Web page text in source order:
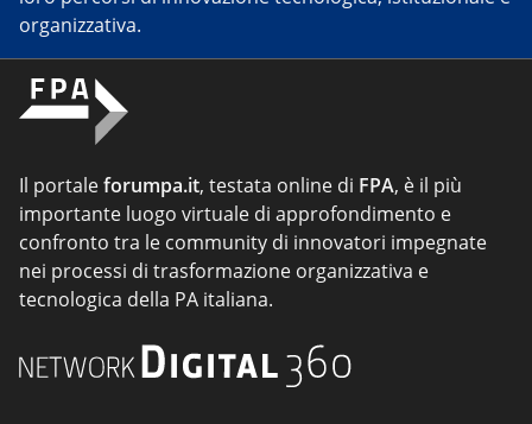
organizzativa.
Il portaleforumpa.it, testata online di FPA, è il più
importante luogo virtuale di approfondimento e
confronto tra le community di innovatori impegnate
nei processi di trasformazione organizzativa e
tecnologica della PA italiana.